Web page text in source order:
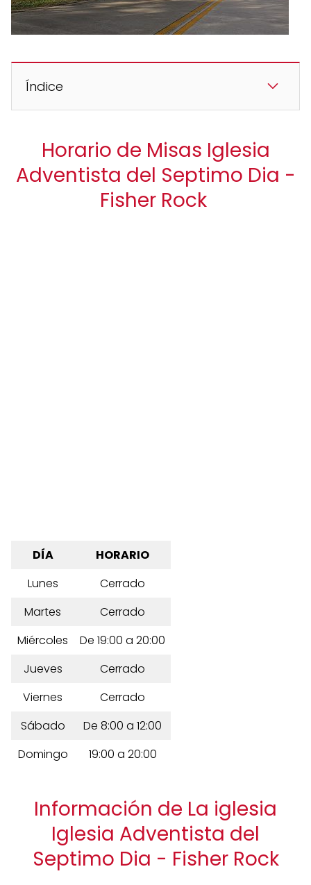
Índice
Horario de Misas Iglesia
Adventista del Septimo Dia -
Fisher Rock
DÍA
HORARIO
Lunes
Cerrado
Martes
Cerrado
Miércoles
De 19:00 a 20:00
Jueves
Cerrado
Viernes
Cerrado
Sábado
De 8:00 a 12:00
Domingo
19:00 a 20:00
Información de La iglesia
Iglesia Adventista del
Septimo Dia - Fisher Rock